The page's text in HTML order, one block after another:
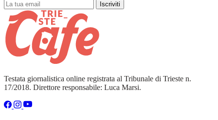
Iscriviti
Testata giornalistica online registrata al Tribunale di Trieste n.
17/2018. Direttore responsabile: Luca Marsi.